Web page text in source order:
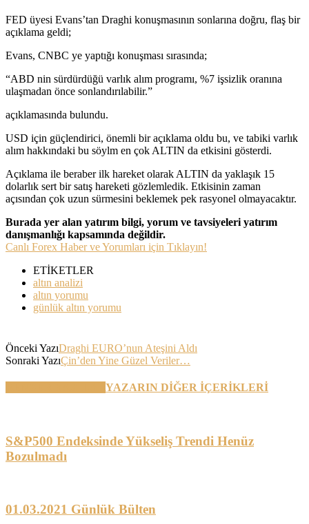
FED üyesi Evans’tan Draghi konuşmasının sonlarına doğru, flaş bir
açıklama geldi;
Evans, CNBC ye yaptığı konuşması sırasında;
“ABD nin sürdürdüğü varlık alım programı, %7 işsizlik oranına
ulaşmadan önce sonlandırılabilir.”
açıklamasında bulundu.
USD için güçlendirici, önemli bir açıklama oldu bu, ve tabiki varlık
alım hakkındaki bu söylm en çok ALTIN da etkisini gösterdi.
Açıklama ile beraber ilk hareket olarak ALTIN da yaklaşık 15
dolarlık sert bir satış hareketi gözlemledik. Etkisinin zaman
açısından çok uzun sürmesini beklemek pek rasyonel olmayacaktır.
Burada yer alan yatırım bilgi, yorum ve tavsiyeleri yatırım
danışmanlığı kapsamında değildir.
Canlı Forex Haber ve Yorumları için Tıklayın!
ETİKETLER
altın analizi
altın yorumu
günlük altın yorumu
Önceki YazıDraghi EURO’nun Ateşini Aldı
Sonraki YazıÇin’den Yine Güzel Veriler…
YAZARIN DİĞER İÇERİKLERİ
S&P500 Endeksinde Yükseliş Trendi Henüz
Bozulmadı
01.03.2021 Günlük Bülten